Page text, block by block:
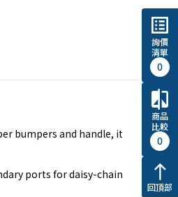
bumpers and handle, it
ports for daisy-chain
list_alt
詢價
清單
0
compare
商品
比較
0
north
回頂部